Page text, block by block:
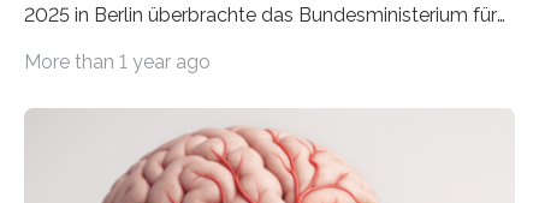
2025 in Berlin überbrachte das Bundesministerium für
Überplanmäßige Verpflichtungsermächtigungen in
Woche vom Haushaltsausschuss freigegeben – unter
anderem zur Unterstützung der
Industrieforschungsprogramme Industrielle
More than 1 year ago